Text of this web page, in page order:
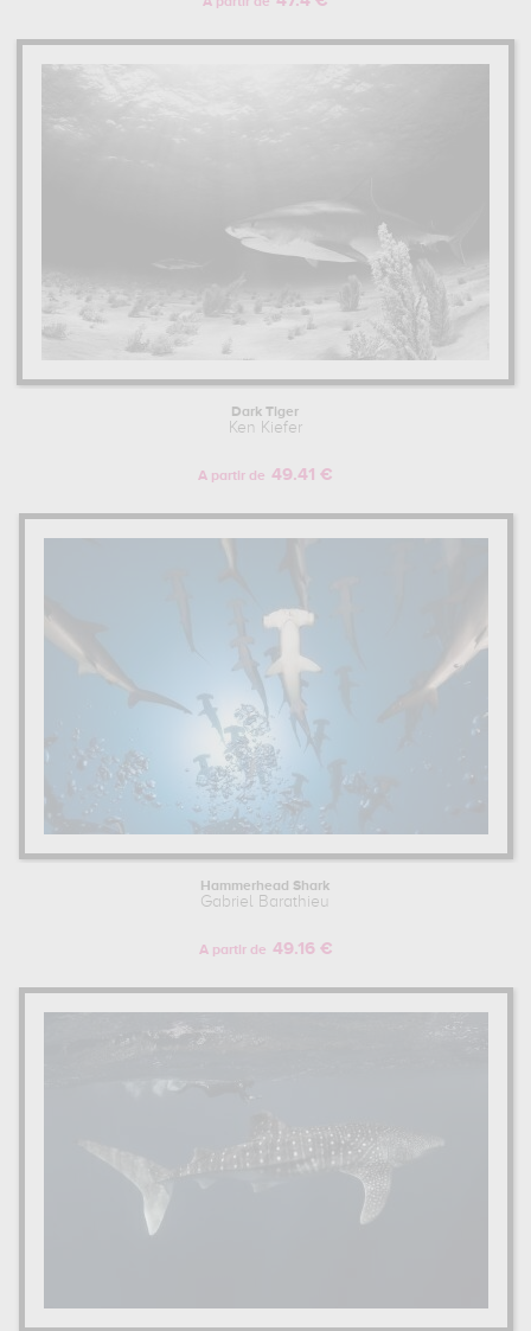
Dark Tiger
Ken Kiefer
A partir de 49.41 €
Hammerhead Shark
Gabriel Barathieu
A partir de 49.16 €